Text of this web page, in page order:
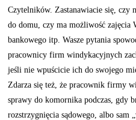
Czytelników. Zastanawiacie się, czy
do domu, czy ma możliwość zajęcia
bankowego itp. Wasze pytania
pracownicy firm windykacyjnych
jeśli nie wpuścicie ich do swojego
Zdarza się też, że pracownik firmy
sprawy do komornika podczas, gdy
rozstrzygnięcia sądowego, albo sam